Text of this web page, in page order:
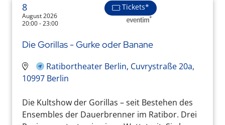
8
August 2026
20:00 - 23:00
Tickets*
Die Gorillas - Gurke oder Banane
Ratibortheater Berlin, Cuvrystraße 20a,
10997 Berlin
Die Kultshow der Gorillas – seit Bestehen des
Ensembles der Dauerbrenner im Ratibor. Drei